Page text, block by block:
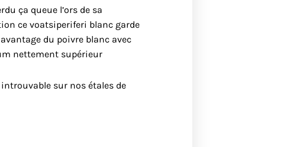
ça queue l’ors de sa
ce voatsiperiferi blanc garde
du poivre blanc avec
nettement supérieur
introuvable sur nos étales de